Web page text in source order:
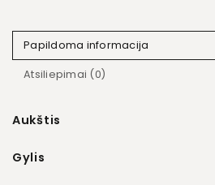
Papildoma informacija
Atsiliepimai (0)
Aukštis
Gylis